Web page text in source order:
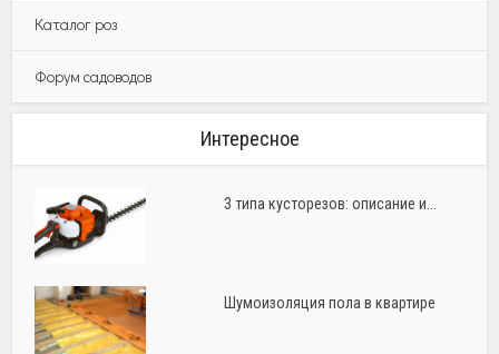
Каталог роз
Форум садоводов
Интересное
3 типа кусторезов: описание и...
Шумоизоляция пола в квартире